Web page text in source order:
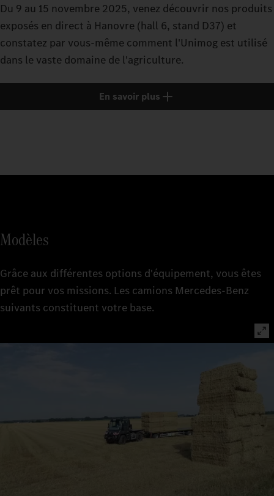
Du 9 au 15 novembre 2025, venez découvrir nos produits
exposés en direct à Hanovre (hall 6, stand D37) et
constatez par vous-même comment l'Unimog est utilisé
dans le vaste domaine de l'agriculture.
En savoir plus
Modèles
Grâce aux différentes options d'équipement, vous êtes
prêt pour vos missions. Les camions Mercedes-Benz
suivants constituent votre base.